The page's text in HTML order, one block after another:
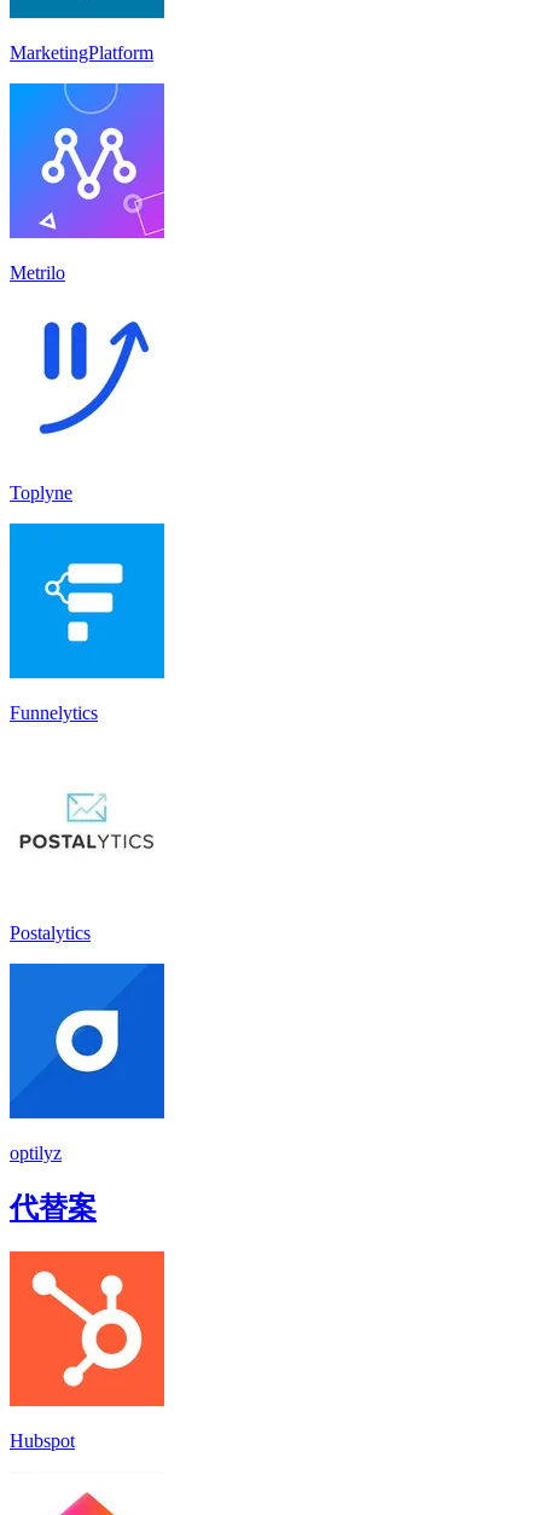
MarketingPlatform
Metrilo
Toplyne
Funnelytics
Postalytics
optilyz
代替案
Hubspot